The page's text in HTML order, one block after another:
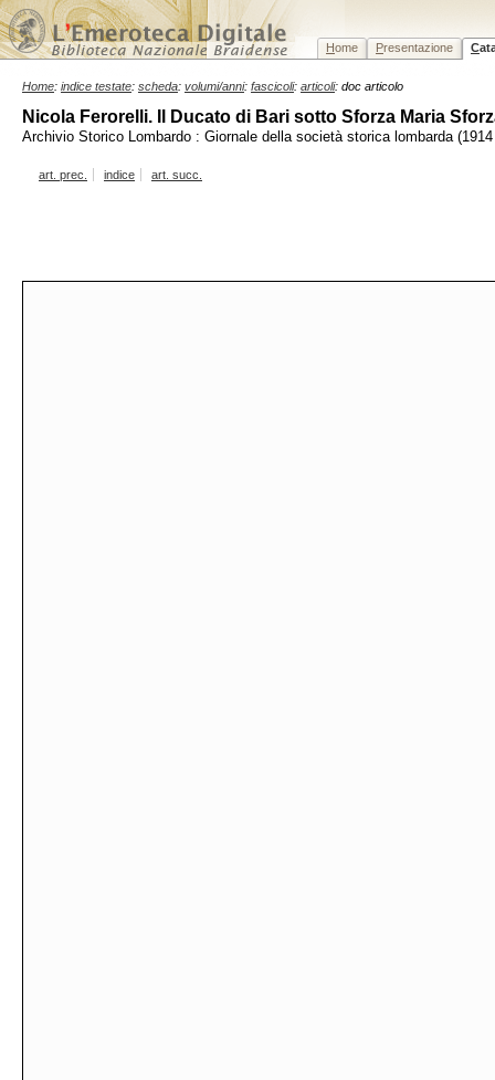
Home Presentazione C
Home: indice testate: scheda: volumi/anni: fascicoli: articoli: doc articolo
Nicola Ferorelli. Il Ducato di Bari sotto Sforza Maria
Archivio Storico Lombardo : Giornale della società storica lombarda
art. prec. indice art. succ.